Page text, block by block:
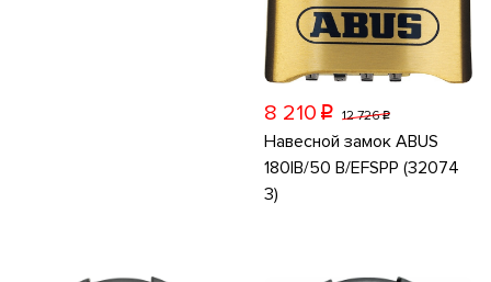
8 210 p 12 726p
Навесной замок ABUS
180IB/50 B/EFSPP (32074
3)